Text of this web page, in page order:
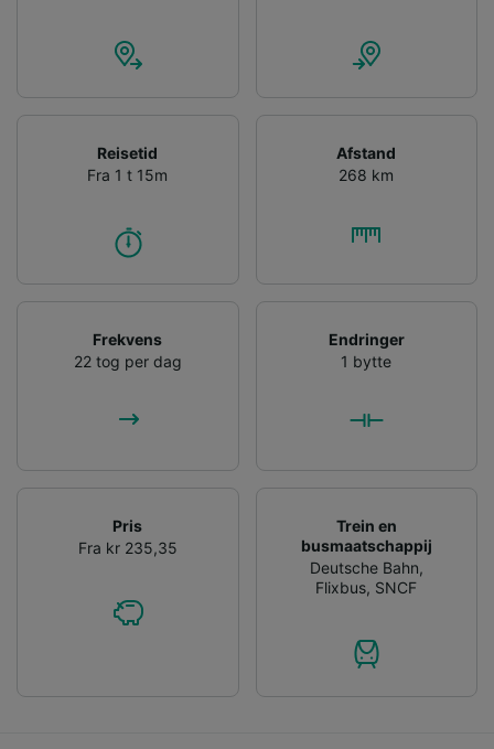
Reisetid
Fra 1 t 15m
Afstand
268 km
Frekvens
22 tog per dag
Endringer
1 bytte
Pris
Fra kr 235,35
Trein en
busmaatschappij
Deutsche Bahn,
Flixbus, SNCF